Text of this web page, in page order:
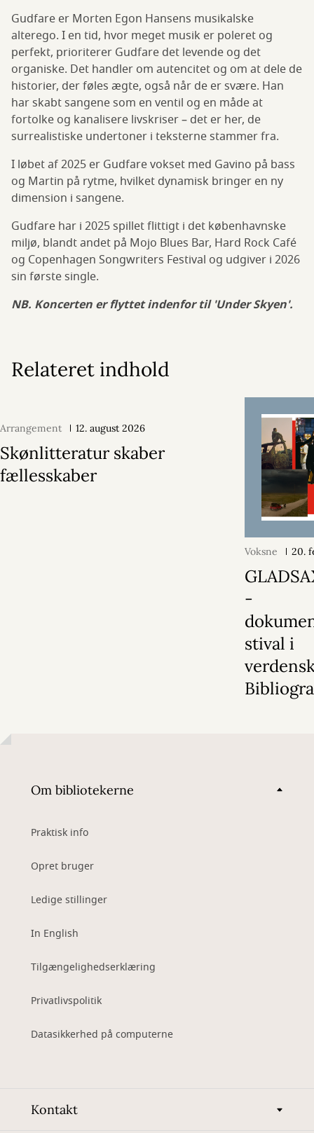
Gudfare er Morten Egon Hansens musikalske
alterego. I en tid, hvor meget musik er poleret og
perfekt, prioriterer Gudfare det levende og det
organiske. Det handler om autencitet og om at dele de
historier, der føles ægte, også når de er svære. Han
har skabt sangene som en ventil og en måde at
fortolke og kanalisere livskriser – det er her, de
surrealistiske undertoner i teksterne stammer fra.
I løbet af 2025 er Gudfare vokset med Gavino på bass
og Martin på rytme, hvilket dynamisk bringer en ny
dimension i sangene.
Gudfare har i 2025 spillet flittigt i det københavnske
miljø, blandt andet på Mojo Blues Bar, Hard Rock Café
og Copenhagen Songwriters Festival og udgiver i 2026
sin første single.
NB. Koncerten er flyttet indenfor til 'Under Skyen'.
Relateret indhold
Arrangement 12. august 2026
Skønlitteratur skaber
fællesskaber
Voksne 20.
-
stival i
Om bibliotekerne
Praktisk info
Opret bruger
Ledige stillinger
In English
Tilgængelighedserklæring
Privatlivspolitik
Datasikkerhed på computerne
Kontakt